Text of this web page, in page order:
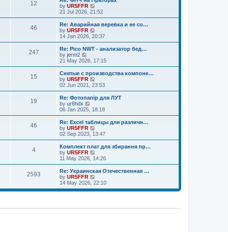
t
t
p
o
s
t
a
t
e
t
p
o
s
t
t
h
e
l
a
t
e
t
p
o
s
t
12
by UR5FFR
i
e
w
h
e
t
e
t
p
o
t
21 Jul 2026, 21:52
46
Re: Аварийная веревка и ее со…
by UR5FFR
i
e
w
h
e
l
a
t
e
t
p
o
t
14 Jan 2026, 20:37
247
Re: Pico NWT - анализатор бед…
by jerm2
i
e
w
t
h
e
l
a
t
e
t
p
o
t
21 May 2026, 17:15
15
Снятые с производства компоне…
by UR5FFR
i
e
w
t
h
e
l
a
t
e
t
p
o
t
02 Jun 2021, 23:53
19
Re: Фотопапір для ЛУТ
by ur6hdx
e
w
t
h
e
l
a
t
e
t
p
o
s
06 Jan 2025, 18:18
46
Re: Excel таблицы для различн…
by UR5FFR
i
e
w
h
e
l
a
t
e
s
o
02 Sep 2023, 13:47
4
Комплект плат для збирання пр…
by UR5FFR
i
e
w
h
e
l
11 May 2026, 14:26
2593
Re: Украинская Отечественная …
by UR5FFR
i
e
14 May 2026, 22:10